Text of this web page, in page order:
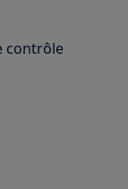
contrôle